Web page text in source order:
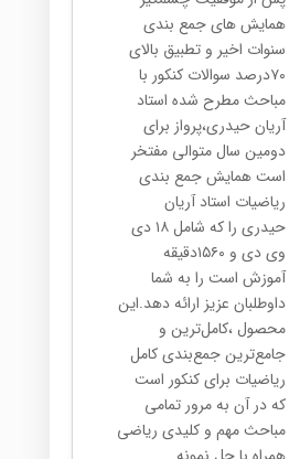
همایش های جمع بندی
سنوات اخیر و تطبیق بالای
۷۰درصد سوالات کنکور با
مباحث مطرح شده استاد
آریان حیدری،پرواز برای
دومین سال متوالی مفتخر
است همایش جمع بندی
ریاضیات استاد آریان
حیدری را که شامل ۱۸ دی
وی دی و ۱۵۶۰دقیقه
آموزش است را به شما
داوطلبان عزیز ارائه دهد.این
محصول ،کامل‌ترین و
جامع‌ترین جمع‌بندی کامل
ریاضیات برای کنکور است
که در آن به مرور تمامی
مباحث مهم و کلیدی ریاضی